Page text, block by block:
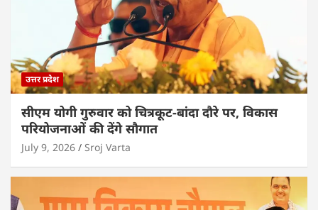
उत्तर प्रदेश
सीएम योगी गुरुवार को चित्रकूट-बांदा दौरे पर, विकास
परियोजनाओं की देंगे सौगात
July 9, 2026 Sroj Varta